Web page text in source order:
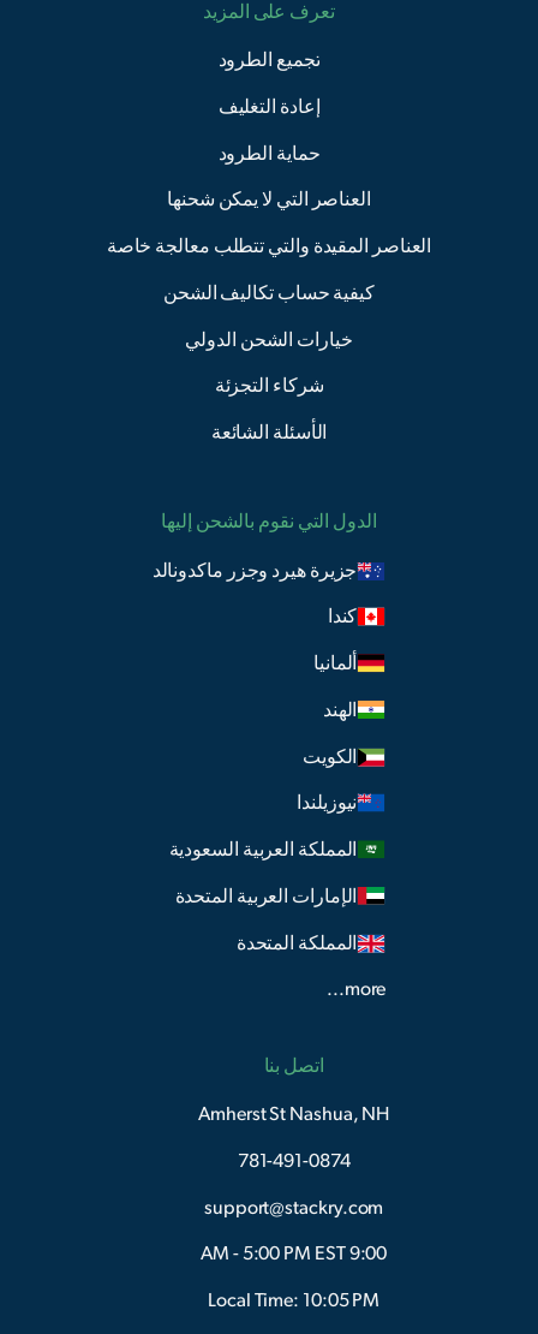
تعرف على المزيد
تجميع الطرود
إعادة التغليف
حماية الطرود
العناصر التي لا يمكن شحنها
العناصر المقيدة والتي تتطلب معالجة خاصة
كيفية حساب تكاليف الشحن
خيارات الشحن الدولي
شركاء التجزئة
الأسئلة الشائعة
الدول التي نقوم بالشحن إليها
جزيرة هيرد وجزر ماكدونالد
كندا
ألمانيا
الهند
الكويت
نيوزيلندا
المملكة العربية السعودية
الإمارات العربية المتحدة
المملكة المتحدة
more...
اتصل بنا
Amherst St Nashua, NH
781-491-0874
support@stackry.com
9:00 AM - 5:00 PM EST
Local Time: 10:05 PM